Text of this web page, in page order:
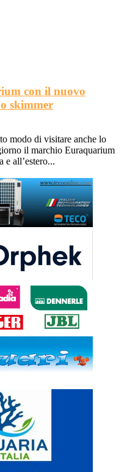
con il nuovo
skimmer
modo di visitare anche lo
il marchio Euraquarium
all’estero...